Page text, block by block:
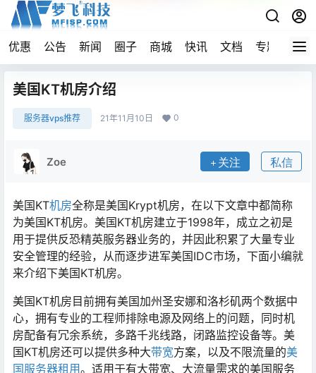
优惠 公告 新闻 圈子 商城 快讯 文档 专题 导航
美国KT机房介绍
服务器vps推荐 21年11月10日 0
Zoe 关注 私信
美国KT机房全称是美国Krypt机房，在以下文章中都简称
为美国KT机房。美国KT机房建立于1998年，成立之初是
用于提供反恐精英服务器业务的，并因此积累了大量专业
安全管理的经验，从而逐步进军美国IDC市场，下面小编就
来介绍下美国KT机房。
美国KT机房目前拥有美国加州圣安娜和洛杉矶两个数据中
心，拥有专业的工程师排除电源及网络上的问题，同时机
房配备有冗余系统，多路千兆线路，闭路监控设备等。美
国KT机房还可以提供多种大带宽方案，以及不限流量的美
国服务器租用。适用于有大带宽、大流量需求的美国服务